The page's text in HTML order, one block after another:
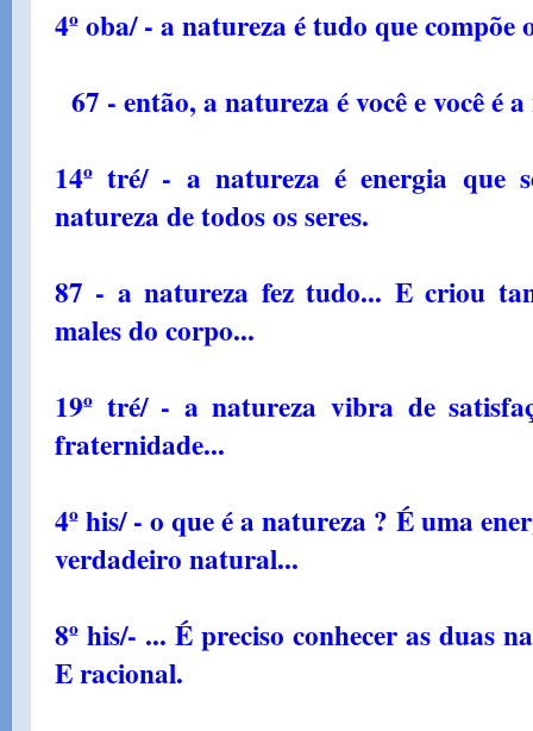
4º oba/ - a natureza é tudo que compõe
67 - então, a natureza é você e você é
14º tré/ - a natureza é energia que
natureza de todos os seres.
87 - a natureza fez tudo... E criou
males do corpo...
19º tré/ - a natureza vibra de
fraternidade...
4º his/ - o que é a natureza ? É uma
verdadeiro natural...
8º his/- ... É preciso conhecer as duas
E racional.